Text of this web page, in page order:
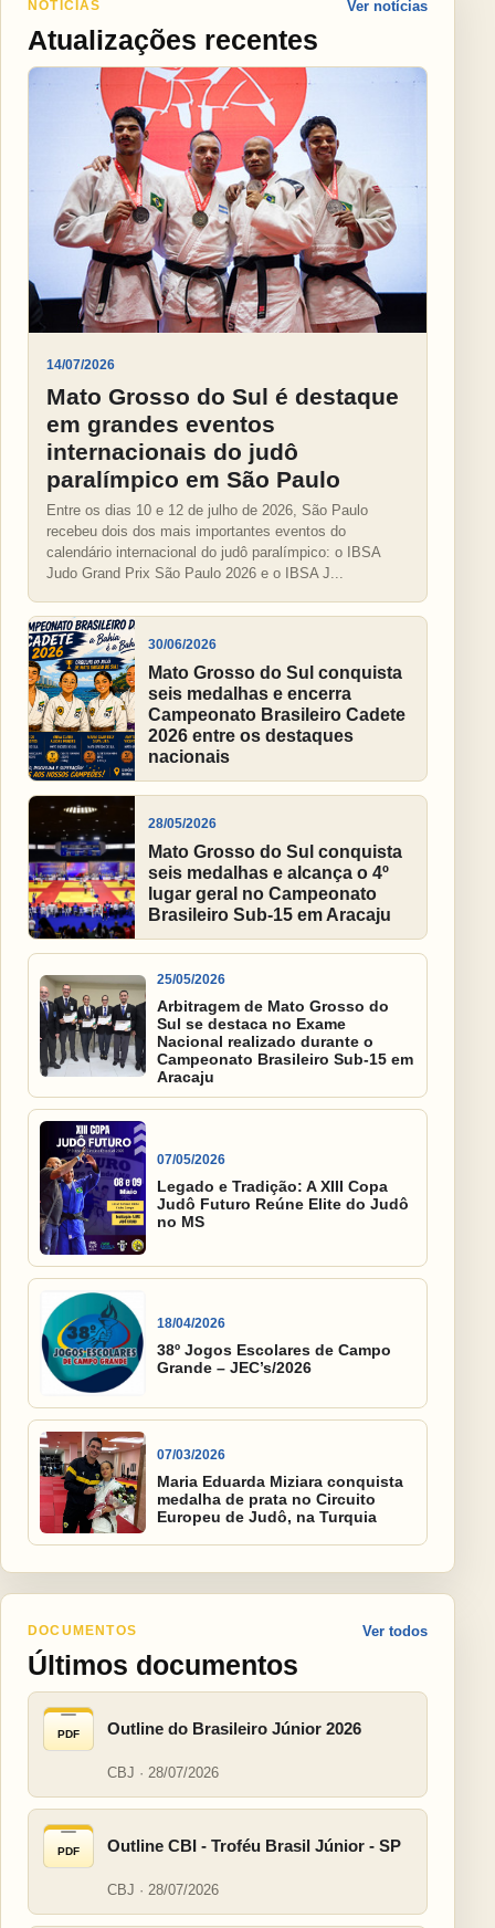
NOTÍCIAS
Atualizações recentes
Ver notícias
14/07/2026
Mato Grosso do Sul é destaque
em grandes eventos
internacionais do judô
paralímpico em São Paulo
Entre os dias 10 e 12 de julho de 2026, São Paulo
recebeu dois dos mais importantes eventos do
calendário internacional do judô paralímpico: o IBSA
Judo Grand Prix São Paulo 2026 e o IBSA J...
30/06/2026
Mato Grosso do Sul conquista
seis medalhas e encerra
Campeonato Brasileiro Cadete
2026 entre os destaques
nacionais
28/05/2026
Mato Grosso do Sul conquista
seis medalhas e alcança o 4º
lugar geral no Campeonato
Brasileiro Sub-15 em Aracaju
25/05/2026
Arbitragem de Mato Grosso do
Sul se destaca no Exame
Nacional realizado durante o
Campeonato Brasileiro Sub-15 em
Aracaju
07/05/2026
Legado e Tradição: A XIII Copa
Judô Futuro Reúne Elite do Judô
no MS
18/04/2026
38º Jogos Escolares de Campo
Grande – JEC’s/2026
07/03/2026
Maria Eduarda Miziara conquista
medalha de prata no Circuito
Europeu de Judô, na Turquia
DOCUMENTOS
Últimos documentos
Ver todos
PDF Outline do Brasileiro Júnior 2026
CBJ · 28/07/2026
PDF Outline CBI - Troféu Brasil Júnior - SP
CBJ · 28/07/2026